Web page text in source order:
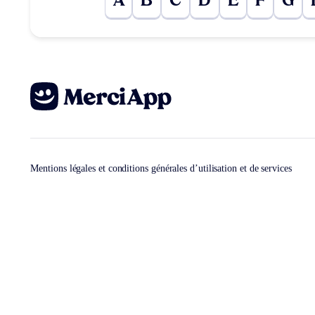
Mentions légales et conditions générales d’utilisation et de services